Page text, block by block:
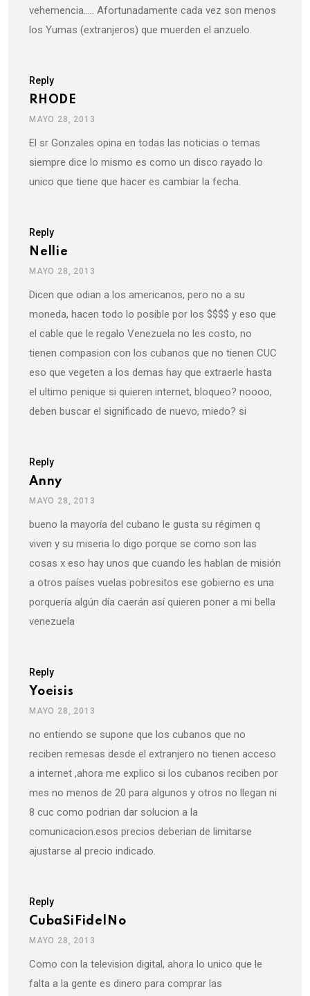
vehemencia….. Afortunadamente cada vez son menos
los Yumas (extranjeros) que muerden el anzuelo.
Reply
RHODE
MAYO 28, 2013
El sr Gonzales opina en todas las noticias o temas
siempre dice lo mismo es como un disco rayado lo
unico que tiene que hacer es cambiar la fecha.
Reply
Nellie
MAYO 28, 2013
Dicen que odian a los americanos, pero no a su
moneda, hacen todo lo posible por los $$$$ y eso que
el cable que le regalo Venezuela no les costo, no
tienen compasion con los cubanos que no tienen CUC
eso que vegeten a los demas hay que extraerle hasta
el ultimo penique si quieren internet, bloqueo? noooo,
deben buscar el significado de nuevo, miedo? si
Reply
Anny
MAYO 28, 2013
bueno la mayoría del cubano le gusta su régimen q
viven y su miseria lo digo porque se como son las
cosas x eso hay unos que cuando les hablan de misión
a otros países vuelas pobresitos ese gobierno es una
porquería algún día caerán así quieren poner a mi bella
venezuela
Reply
Yoeisis
MAYO 28, 2013
no entiendo se supone que los cubanos que no
reciben remesas desde el extranjero no tienen acceso
a internet ,ahora me explico si los cubanos reciben por
mes no menos de 20 para algunos y otros no llegan ni
8 cuc como podrian dar solucion a la
comunicacion.esos precios deberian de limitarse
ajustarse al precio indicado.
Reply
CubaSiFidelNo
MAYO 28, 2013
Como con la television digital, ahora lo unico que le
falta a la gente es dinero para comprar las